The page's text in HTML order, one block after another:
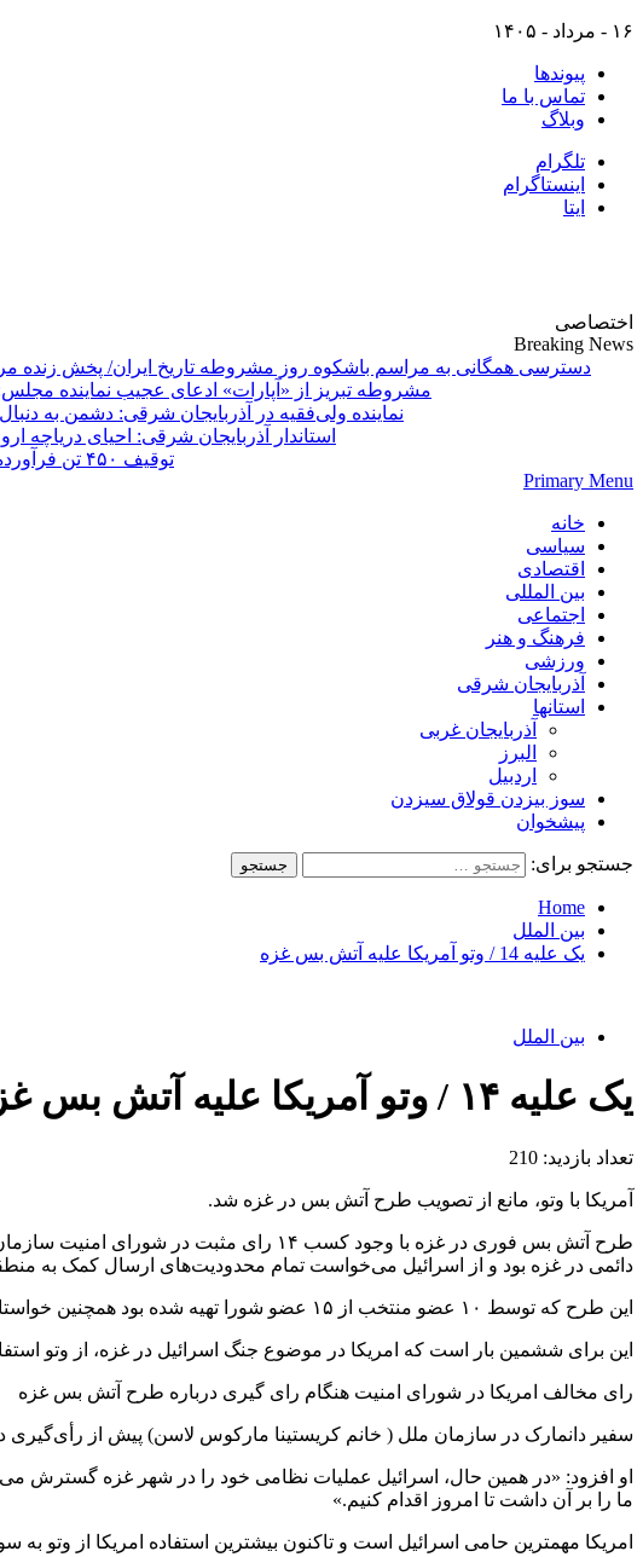
۱۶ - مرداد - ۱۴۰۵
پیوندها
تماس با ما
وبلاگ
تلگرام
اینستاگرام
ایتا
اختصاصی
Breaking News
دسترسی همگانی به مراسم باشکوه روز مشروطه تاریخ ایران/ پخش زنده
مشروطه تبریز از «آپارات»
Primary Menu
خانه
سیاسی
اقتصادی
بین المللی
اجتماعی
فرهنگ و هنر
ورزشی
آذربایجان شرقی
استانها
آذربایجان غربی
البرز
اردبیل
سوز بیزدن قولاق سیزدن
پیشخوان
جستجو برای:
Home
بین الملل
یک علیه 14 / وتو آمریکا علیه آتش بس غزه
بین الملل
یک علیه ۱۴ / وتو آمریکا علیه آتش بس غزه
تعداد بازدید: 210
آمریکا با وتو، مانع از تصویب طرح آتش بس در غزه شد.
طرح آتش بس فوری در غزه با وجود کسب ۱۴ رای مثبت در شورای امنیت سازمان ملل متحد اما به دلیل تک رای منفی آمریکا، وتو شد و تصویب نشد.
دائمی در غزه بود و از اسرائیل می‌خواست تمام محدودیت‌های ارسال کمک به
این طرح که توسط ۱۰ عضو منتخب از ۱۵ عضو شورا تهیه شده بود همچنین خواستار آزادی فوری و بدون قید و شرط همه اسیران اسرائیلی در بند جنبش مقاومت اسلامی فلسطین (حماس) و سایر گروه‌ها بود.
این برای ششمین بار است که امریکا در موضوع جنگ اسرائیل در غزه، از وتو
رای مخالف امریکا در شورای امنیت هنگام رای گیری درباره طرح آتش بس غزه
سفیر دانمارک در سازمان ملل ( خانم کریستینا مارکوس لاسن) پیش از
او افزود: «در همین حال، اسرائیل عملیات نظامی خود را در شهر غزه گسترش
ما را بر آن داشت تا امروز اقدام کنیم.»
امریکا مهمترین حامی اسرائیل است و تاکنون بیشترین استفاده امریکا از وتو به